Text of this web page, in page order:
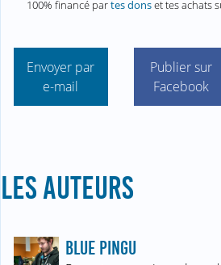
100% financé partes donset tes achats
Envoyer par
e-mail
Publier sur
Facebook
LES AUTEURS
BLUE PINGU